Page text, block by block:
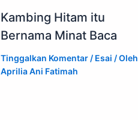
Kambing Hitam itu
Bernama Minat Baca
Tinggalkan Komentar / Esai / Oleh
Aprilia Ani Fatimah